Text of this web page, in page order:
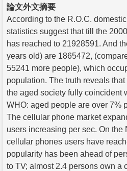
論文外文摘要
According to the R.O.C.
statistics suggest that till the
has reached to 21928591. And
years old) are 1865472,
55241 more people), which
population. The truth reveals
the aged society fully coincident
WHO: aged people are over 7%
The cellular phone market
users increasing per sec. On the
cellular phones users have
popularity has been ahead of
to TV; almost 2.4 persons own a